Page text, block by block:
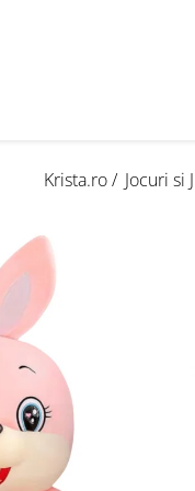
Krista.ro / Jocuri si